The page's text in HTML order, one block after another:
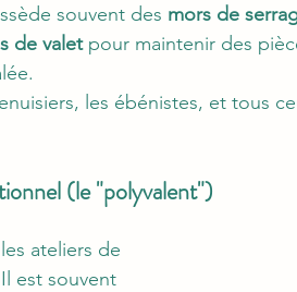
souvent des mors de
de valet pour maintenir des
les ébénistes, et tous
(le "polyvalent")
ateliers de
est souvent